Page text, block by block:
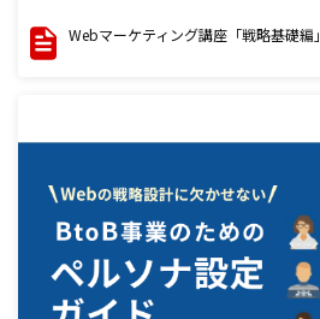
Webマーケティング講座「戦略基礎編」